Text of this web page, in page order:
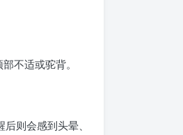
不适或驼背。
则会感到头晕、